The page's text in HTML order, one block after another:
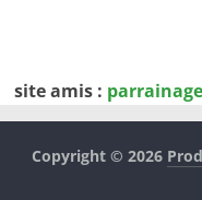
site amis : parrainage
Copyright © 2026